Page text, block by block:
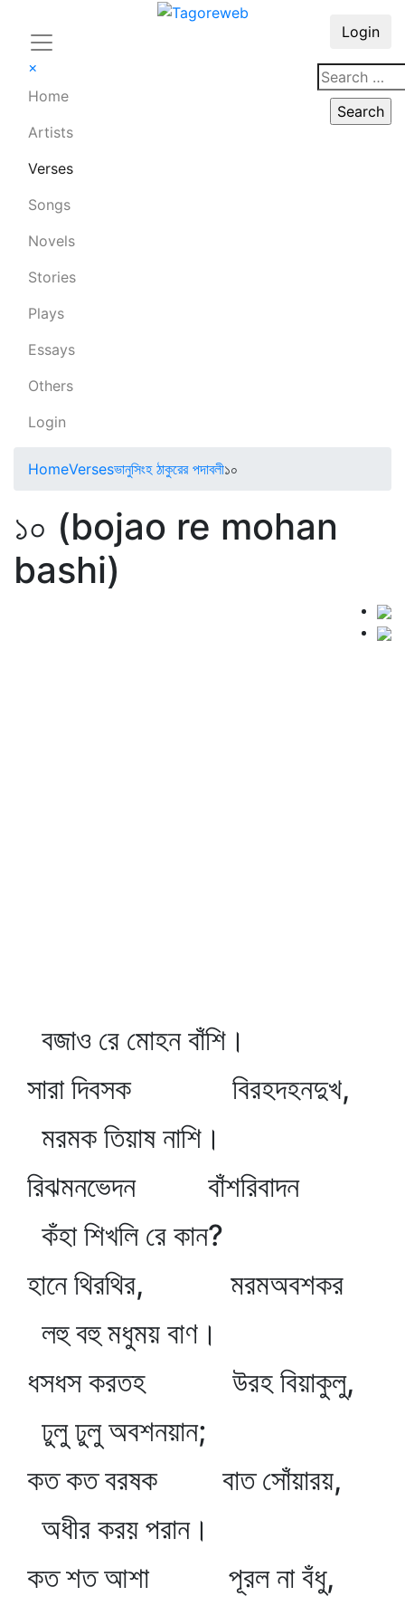
×
Home
Artists
Verses
Songs
Novels
Stories
Plays
Essays
Others
Login
Login
HomeVersesভানুসিংহ ঠাকুরের পদাবলী১০
১০ (bojao re mohan
bashi)
বজাও রে মোহন বাঁশি।
সারা দিবসক বিরহদহনদুখ,
মরমক তিয়াষ নাশি।
রিঝমনভেদন বাঁশরিবাদন
কঁহা শিখলি রে কান?
হানে থিরথির, মরমঅবশকর
লহু বহু মধুময় বাণ।
ধসধস করতহ উরহ বিয়াকুলু,
ঢুলু ঢুলু অবশনয়ান;
কত কত বরষক বাত সোঁয়ারয়,
অধীর করয় পরান।
কত শত আশা পূরল না বঁধু,